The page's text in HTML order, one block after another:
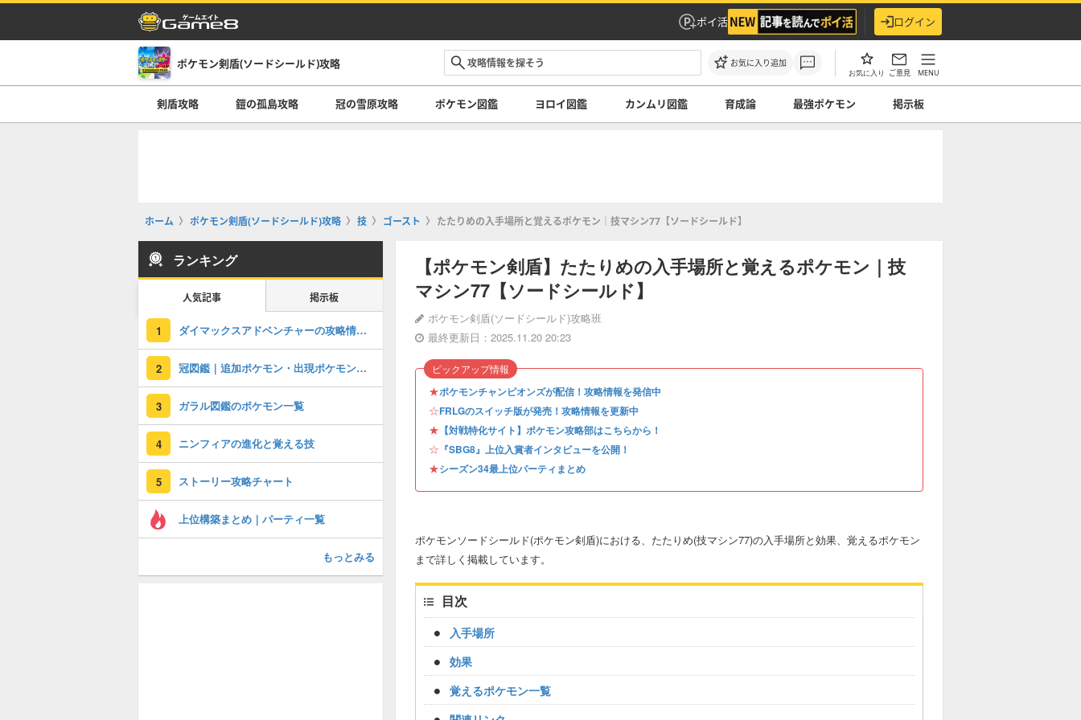
ポイ活 ログイン
ポケモン剣盾(ソードシールド)攻略 お気に入り追加
お気に入り ご意見 MENU
剣盾攻略 鎧の孤島攻略 冠の雪原攻略 ポケモン図鑑 ヨロイ図鑑 カンムリ図鑑 育成論 最強ポケモン 掲示板
ホーム ポケモン剣盾(ソードシールド)攻略 技 ゴースト たたりめの入手場所と覚えるポケモン｜技マシン77【ソードシールド】
【ポケモン剣盾】たたりめの入手場所と覚えるポケモン｜技
マシン77【ソードシールド】
ポケモン剣盾(ソードシールド)攻略班
最終更新日：2025.11.20 20:23
★ポケモンチャンピオンズが配信！攻略情報を発信中
☆FRLGのスイッチ版が発売！攻略情報を更新中
★ 【対戦特化サイト】ポケモン攻略部はこちらから！
☆ 『SBG8』上位入賞者インタビューを公開！
★シーズン34最上位パーティまとめ
ピックアップ情報
ポケモンソードシールド(ポケモン剣盾)における、たたりめ(技マシン77)の入手場所と効果、覚えるポケモン
まで詳しく掲載しています。
目次
入手場所
効果
覚えるポケモン一覧
ランキング
人気記事 掲示板
1 ダイマックスアドベンチャーの攻略情報と仕様まとめ
2 冠図鑑｜追加ポケモン・出現ポケモン一覧
3 ガラル図鑑のポケモン一覧
4 ニンフィアの進化と覚える技
5 ストーリー攻略チャート
上位構築まとめ｜パーティ一覧
もっとみる